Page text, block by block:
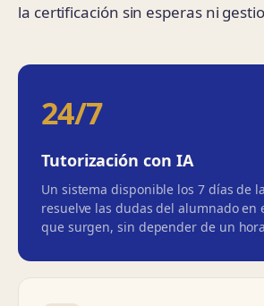
la certificación sin esperas ni
24/7
Tutorización con IA
Un sistema disponible los 7 días de
resuelve las dudas del alumnado en
que surgen, sin depender de un